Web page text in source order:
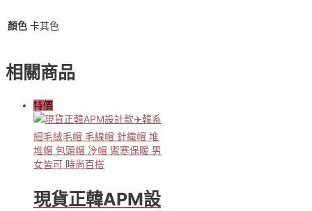
搭
麂
皮
顏色 卡其色
相關商品
特價
現貨正韓APM設